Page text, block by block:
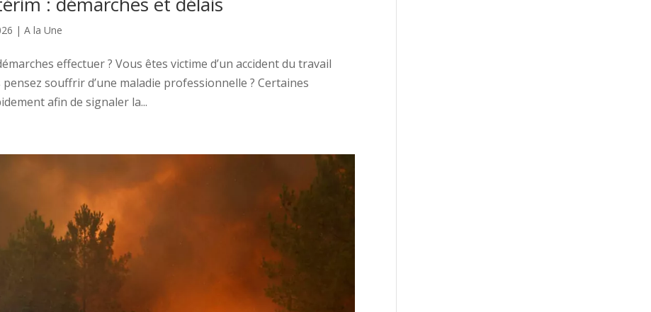
|A la Une
effectuer ? Vous êtes victime d’un accident du travail
souffrir d’une maladie professionnelle ? Certaines
afin de signaler la...